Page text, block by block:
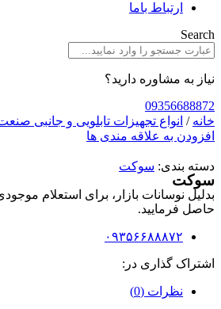
ارتباط باما
Search
نیاز به مشاوره دارید؟
09356688872
خانه / انواع تجهیزات تابلویی و جانبی
افزودن به علاقه مندی ها
دسته بندی: سوکت
سوکت
بدلیل نوسانات بازار، برای استعلام
حاصل فرمایید.
۰۹۳۵۶۶۸۸۸۷۲
اشتراک گذاری در:
نظرات (0)